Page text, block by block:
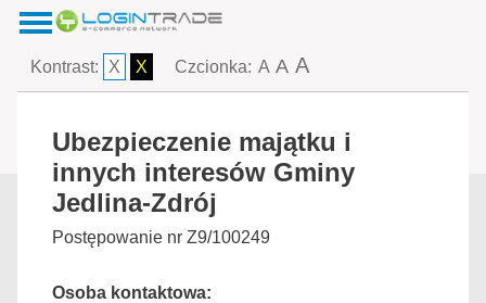
Kontrast: X X Czcionka: A A A
Ubezpieczenie majątku i
innych interesów Gminy
Jedlina-Zdrój
Postępowanie nr Z9/100249
Osoba kontaktowa: